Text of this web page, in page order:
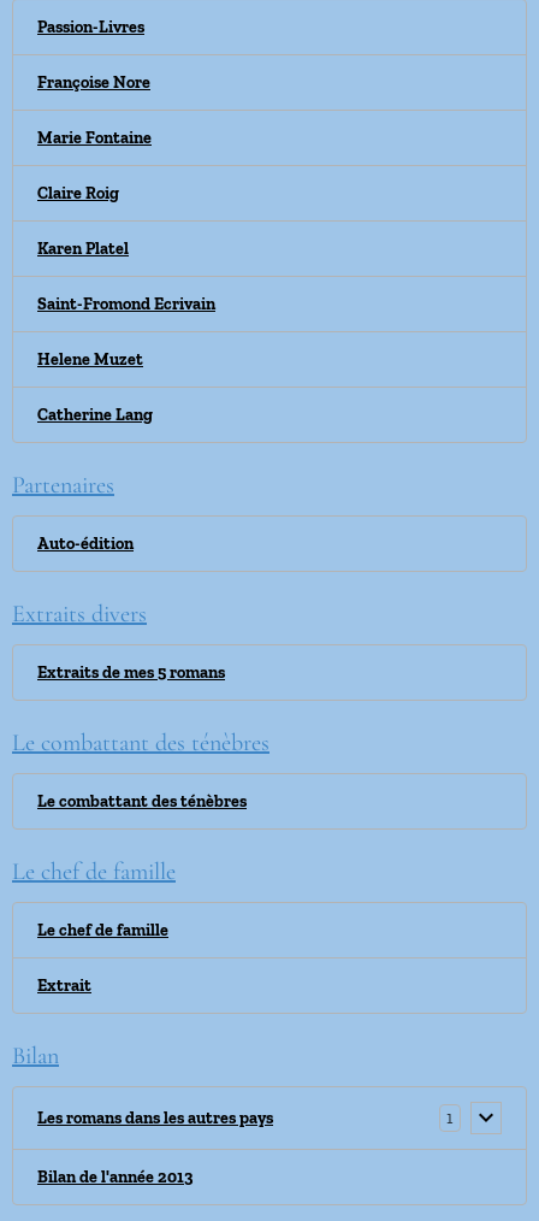
Passion-Livres
Françoise Nore
Marie Fontaine
Claire Roig
Karen Platel
Saint-Fromond Ecrivain
Helene Muzet
Catherine Lang
Partenaires
Auto-édition
Extraits divers
Extraits de mes 5 romans
Le combattant des ténèbres
Le combattant des ténèbres
Le chef de famille
Le chef de famille
Extrait
Bilan
Les romans dans les autres pays 1
Bilan de l'année 2013